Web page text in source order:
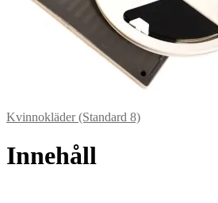
Kvinnokläder (Standard 8)
Innehåll